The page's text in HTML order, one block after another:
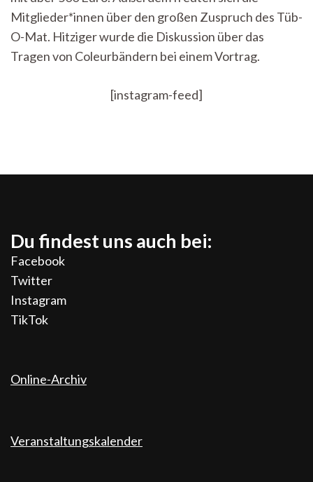
Menschenrechtswoche
–
StuRa
Inside
Mitglieder*innen über den großen Zuspruch des Tüb-
O-Mat. Hitziger wurde die Diskussion über das
Tragen von Coleurbändern bei einem Vortrag.
[instagram-feed]
Du findest uns auch bei:
Facebook
Twitter
Instagram
TikTok
Online-Archiv
Veranstaltungskalender